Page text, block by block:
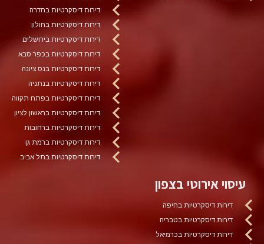
דירות דיסקרטיות בחדרה
דירות דיסקרטיות בחולון
דירות דיסקרטיות בירושלים
דירות דיסקרטיות בכפר סבא
דירות דיסקרטיות בנס ציונה
דירות דיסקרטיות בנתניה
דירות דיסקרטיות בפתח תקווה
דירות דיסקרטיות בראשון לציון
דירות דיסקרטיות ברחובות
דירות דיסקרטיות ברמת גן
דירות דיסקרטיות בתל אביב
עיסוי אירוטי בצפון
דירות דיסקרטיות בחיפה
דירות דיסקרטיות בטבריה
דירות דיסקרטיות בכרמיאל